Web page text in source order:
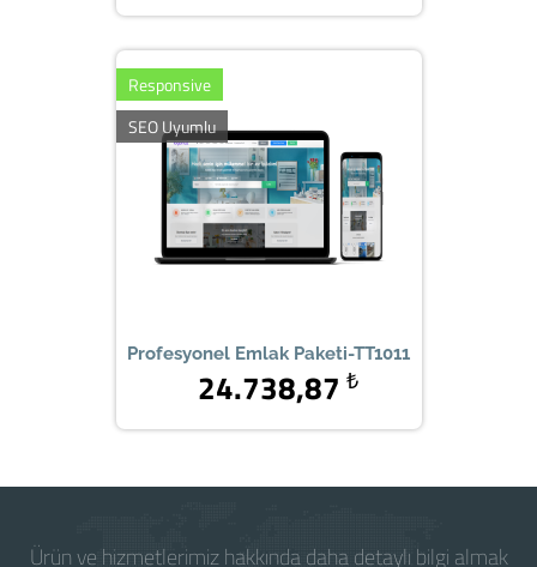
Responsive
SEO Uyumlu
Profesyonel Emlak Paketi-TT1011
₺
24.738,87
Ürün ve hizmetlerimiz hakkında daha detaylı bilgi almak